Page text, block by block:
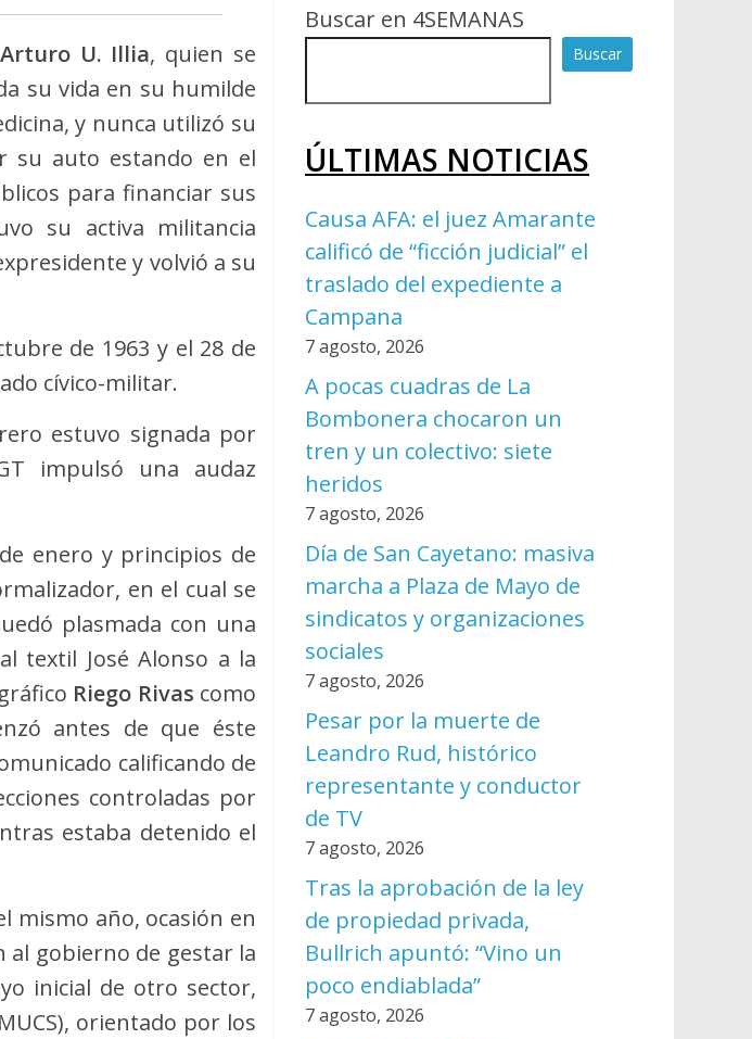
Arturo U. Illia, quien se
su vida en su humilde
y nunca utilizó su
su auto estando en el
para financiar sus
su activa militancia
y volvió a su
de 1963 y el 28 de
cívico-militar.
estuvo signada por
impulsó una audaz
enero y principios de
en el cual se
plasmada con una
textil José Alonso a la
Riego Rivas como
antes de que éste
calificando de
controladas por
estaba detenido el
mismo año, ocasión en
gobierno de gestar la
inicial de otro sector,
orientado por los
Buscar en 4SEMANAS
Buscar
ÚLTIMAS NOTICIAS
Causa AFA: el juez Amarante
calificó de “ficción judicial” el
traslado del expediente a
Campana
7 agosto, 2026
A pocas cuadras de La
Bombonera chocaron un
tren y un colectivo: siete
heridos
7 agosto, 2026
Día de San Cayetano: masiva
marcha a Plaza de Mayo de
sindicatos y organizaciones
sociales
7 agosto, 2026
Pesar por la muerte de
Leandro Rud, histórico
representante y conductor
de TV
7 agosto, 2026
Tras la aprobación de la ley
de propiedad privada,
Bullrich apuntó: “Vino un
poco endiablada”
7 agosto, 2026